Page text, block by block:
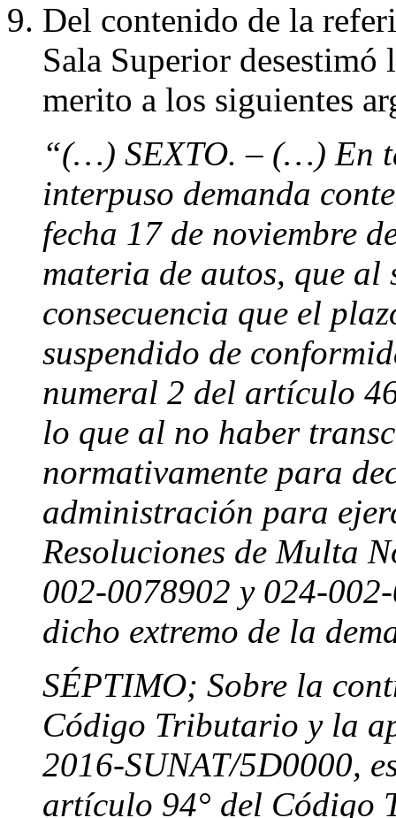
Del contenido de la
Sala Superior desestimó
merito a los siguientes
“(…) SEXTO. – (…) En
interpuso demanda
fecha 17 de noviembre
materia de autos, que
consecuencia que el
suspendido de
numeral 2 del artículo
lo que al no haber
normativamente para
administración para
Resoluciones de Multa
002-0078902 y 024-
dicho extremo de la
SÉPTIMO; Sobre la
Código Tributario y la
2016-SUNAT/5D0000,
artículo 94° del Código